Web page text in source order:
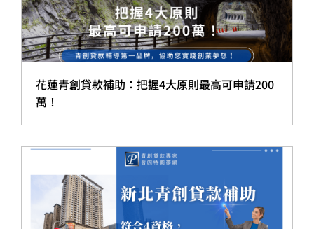
花蓮青創貸款補助：把握4大原則最高可申請200
萬！